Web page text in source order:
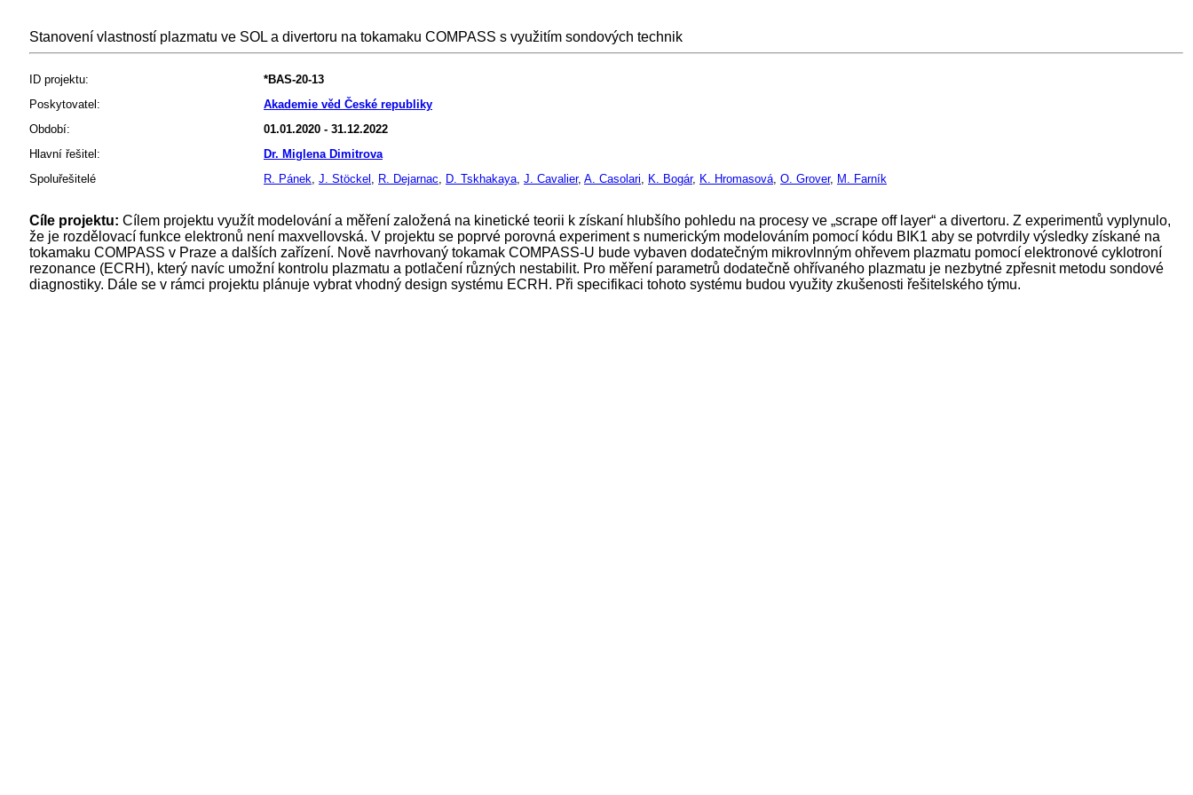
Stanovení vlastností plazmatu ve SOL a divertoru na tokamaku COMPASS s využitím sondových technik
ID projektu:
*BAS-20-13
Poskytovatel:
Akademie věd České republiky
Období:
01.01.2020 - 31.12.2022
Hlavní řešitel:
Dr. Miglena Dimitrova
Spoluřešitelé
R. Pánek, J. Stöckel , R. Dejarnac, D. Tskhakaya, J. Cavalier, A. Casolari, K. Bogár, K. Hromasová, O. Grover, M. Farník
Cíle projektu: Cílem projektu využít modelování a měření založená na kinetické teorii k získaní hlubšího pohledu na procesy ve „scrape off layer“ a divertoru. Z experimentů vyplynulo,
že je rozdělovací funkce elektronů není maxvellovská. V projektu se poprvé porovná experiment s numerickým modelováním pomocí kódu BIK1 aby se potvrdily výsledky získané na
tokamaku COMPASS v Praze a dalších zařízení. Nově navrhovaný tokamak COMPASS-U bude vybaven dodatečným mikrovlnným ohřevem plazmatu pomocí elektronové cyklotroní
rezonance (ECRH), který navíc umožní kontrolu plazmatu a potlačení různých nestabilit. Pro měření parametrů dodatečně ohřívaného plazmatu je nezbytné zpřesnit metodu sondové
diagnostiky. Dále se v rámci projektu plánuje vybrat vhodný design systému ECRH. Při specifikaci tohoto systému budou využity zkušenosti řešitelského týmu.